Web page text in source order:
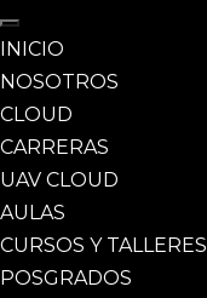
INICIO
NOSOTROS
CLOUD
CARRERAS
UAV CLOUD
AULAS
CURSOS Y TALLERES
POSGRADOS